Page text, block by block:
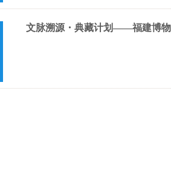
文脉溯源・典藏计划——福建博